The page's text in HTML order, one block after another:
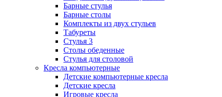
Барные стулья
Барные столы
Комплекты из двух стульев
Табуреты
Стулья 3
Столы обеденные
Стулья для столовой
Кресла компьютерные
Детские компьютерные кресла
Детские кресла
Игровые кресла